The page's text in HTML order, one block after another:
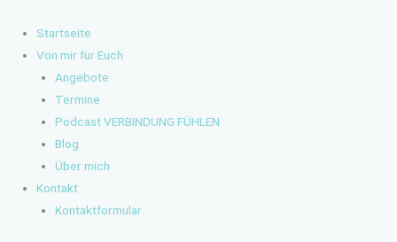
Inhalt
springen
Startseite
Von mir für Euch
Angebote
Termine
Podcast VERBINDUNG FÜHLEN
Blog
Über mich
Kontakt
Kontaktformular